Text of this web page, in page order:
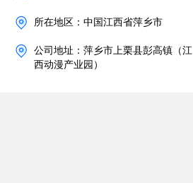
所在地区：中国江西省萍乡市
公司地址：萍乡市上栗县彭高镇（江
西动漫产业园）